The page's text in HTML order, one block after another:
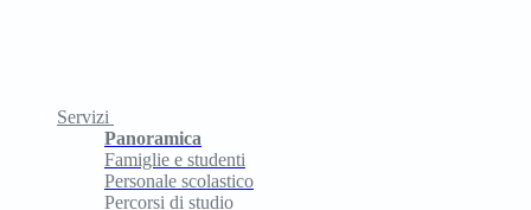
Servizi
Panoramica
Famiglie e studenti
Personale scolastico
Percorsi di studio